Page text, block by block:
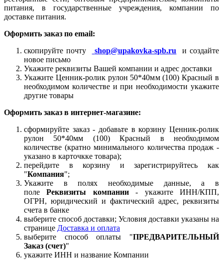
питания, в государственные учреждения, компании по
доставке питания.
Оформить заказ по email:
скопируйте почту
shop@upakovka-spb.ru
и создайте
новое письмо
Укажите реквизиты Вашей компании и адрес доставки
Укажите Ценник-ролик рулон 50*40мм (100) Красный в
необходимом количестве и при необходимости укажите
другие товары
Оформить заказ в интернет-магазине:
сформируйте заказ - добавьте в корзину Ценник-ролик
рулон 50*40мм (100) Красный в необходимом
количестве (кратно минимального количества продаж -
указано в карточкке товара);
перейдите в корзину и зарегистрируйтесь как
"Компания";
Укажите в полях необходимые данные, а в
полеРеквизиты компании- укажите ИНН/КПП,
ОГРН, юридический и фактический адрес, реквизиты
счета в банке
выберите способ доставки; Условия доставки указаны на
странице Доставка и оплата
выберите способ оплаты "ПРЕДВАРИТЕЛЬНЫЙ
Заказ (счет)"
укажите ИНН и название Компании